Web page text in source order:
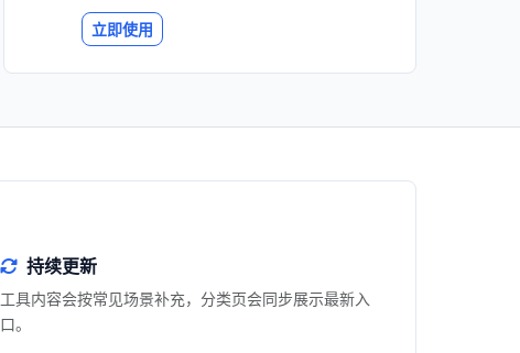
立即使用
持续更新
工具内容会按常见场景补充，分类页会同步展示最新入
口。